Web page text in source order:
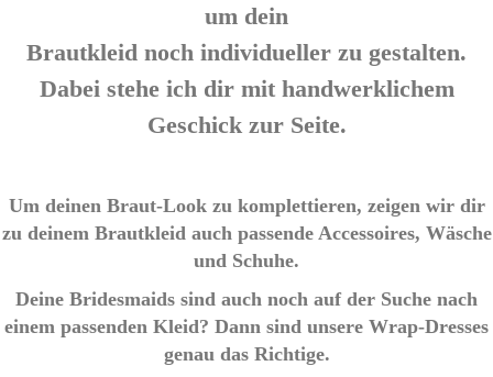
um dein
Brautkleid noch individueller zu gestalten.
Dabei stehe ich dir mit handwerklichem
Geschick zur Seite.
Um deinen Braut-Look zu komplettieren, zeigen wir dir
zu deinem Brautkleid auch passende Accessoires, Wäsche
und Schuhe.
Deine Bridesmaids sind auch noch auf der Suche nach
einem passenden Kleid? Dann sind unsere Wrap-Dresses
genau das Richtige.